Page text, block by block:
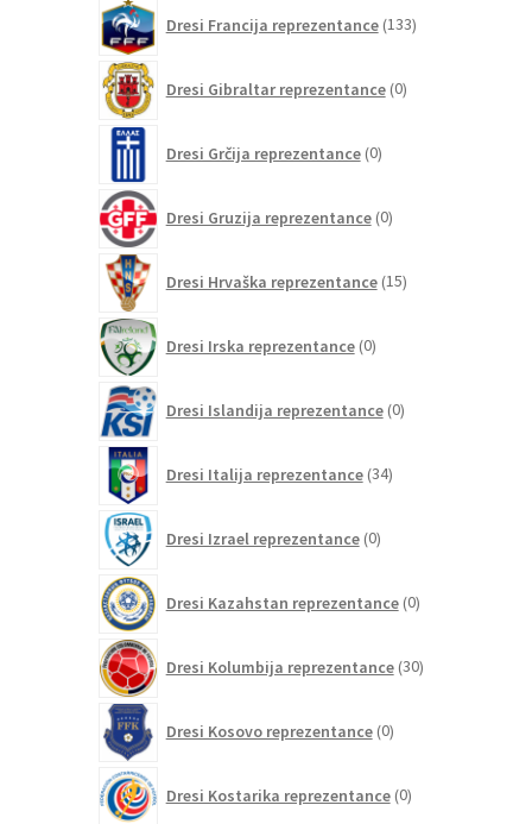
Dresi Francija reprezentance 133izdelkov
Dresi Gibraltar reprezentance 0izdelkov
Dresi Grčija reprezentance 0izdelkov
Dresi Gruzija reprezentance 0izdelkov
Dresi Hrvaška reprezentance 15izdelkov
Dresi Irska reprezentance 0izdelkov
Dresi Islandija reprezentance 0izdelkov
Dresi Italija reprezentance 34izdelkov
Dresi Izrael reprezentance 0izdelkov
Dresi Kazahstan reprezentance 0izdelkov
Dresi Kolumbija reprezentance 30izdelkov
Dresi Kosovo reprezentance 0izdelkov
Dresi Kostarika reprezentance 0izdelkov